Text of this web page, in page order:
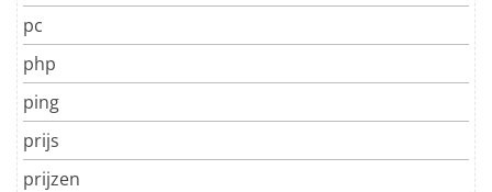
pc
php
ping
prijs
prijzen